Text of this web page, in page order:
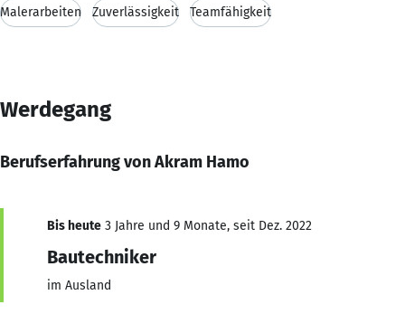
Malerarbeiten Zuverlässigkeit Teamfähigkeit
Werdegang
Berufserfahrung von Akram Hamo
Bis heute 3 Jahre und 9 Monate, seit Dez. 2022
Bautechniker
im Ausland